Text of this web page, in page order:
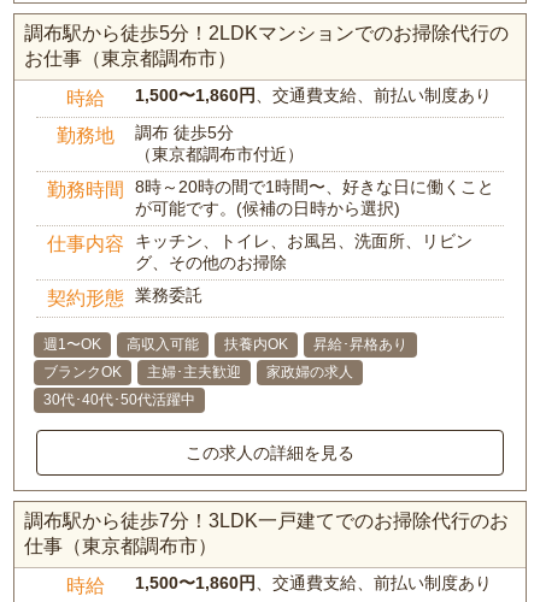
調布駅から徒歩5分！2LDKマンションでのお掃除代行の
お仕事（東京都調布市）
時給 1,500〜1,860円、交通費支給、前払い制度あり
勤務地
調布 徒歩5分
（東京都調布市付近）
勤務時間
8時～20時の間で1時間〜、好きな日に働くこと
が可能です。(候補の日時から選択)
仕事内容
キッチン、トイレ、お風呂、洗面所、リビン
グ、その他のお掃除
契約形態 業務委託
週1〜OK 高収入可能 扶養内OK
昇給･昇格あり
ブランクOK
主婦･主夫歓迎
家政婦の求人
30代･40代･50代活躍中
この求人の詳細を見る
調布駅から徒歩7分！3LDK一戸建てでのお掃除代行のお
仕事（東京都調布市）
時給 1,500〜1,860円、交通費支給、前払い制度あり